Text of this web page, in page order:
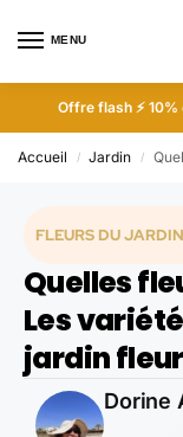
MENU
Offre flash ⚡
Accueil / Jardin /
FLEURS DU JARDIN
Quelles
Les
jardin
Dorine